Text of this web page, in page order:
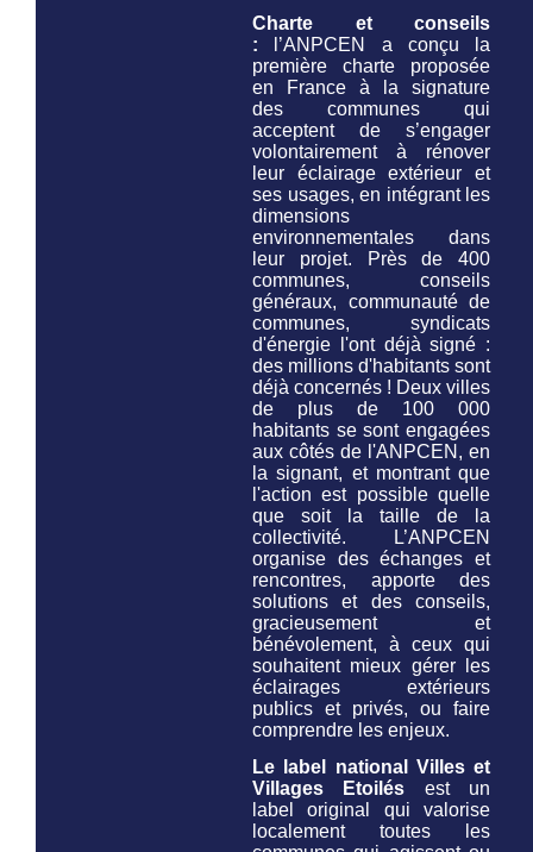
Charte et conseils
: l’ANPCEN a conçu la
première charte proposée
en France à la signature
des communes qui
acceptent de s’engager
volontairement à rénover
leur éclairage extérieur et
ses usages, en intégrant les
dimensions
environnementales dans
leur projet. Près de 400
communes, conseils
généraux, communauté de
communes, syndicats
d'énergie l'ont déjà signé :
des millions d'habitants sont
déjà concernés ! Deux villes
de plus de 100 000
habitants se sont engagées
aux côtés de l'ANPCEN, en
la signant, et montrant que
l'action est possible quelle
que soit la taille de la
collectivité. L’ANPCEN
organise des échanges et
rencontres, apporte des
solutions et des conseils,
gracieusement et
bénévolement, à ceux qui
souhaitent mieux gérer les
éclairages extérieurs
publics et privés, ou faire
comprendre les enjeux.
Le label national Villes et
Villages Etoilés est un
label original qui valorise
localement toutes les